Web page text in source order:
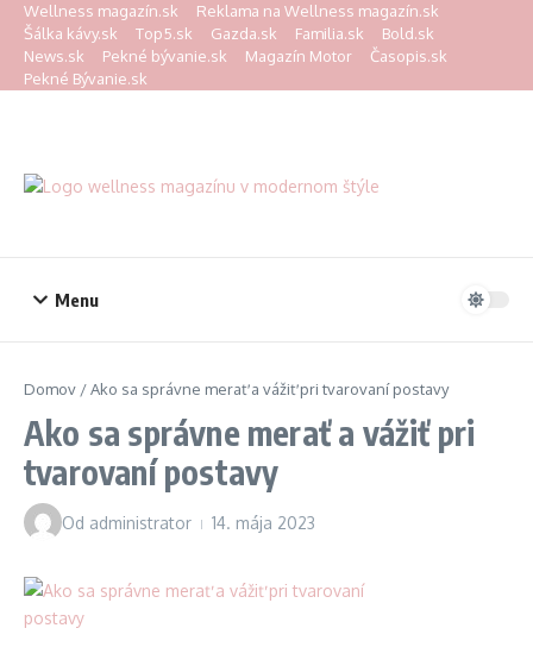
Preskočiť na obsah
Wellness magazín.sk
Reklama na Wellness magazín.sk
Šálka kávy.sk
Top5.sk Gazda.sk Familia.sk
Bold.sk
News.sk
Pekné bývanie.sk Magazín Motor
Časopis.sk
Pekné Bývanie.sk
Menu
Domov /Ako sa správne merať a vážiť pri tvarovaní postavy
Ako sa správne merať a vážiť pri
tvarovaní postavy
Od administrator 14. mája 2023